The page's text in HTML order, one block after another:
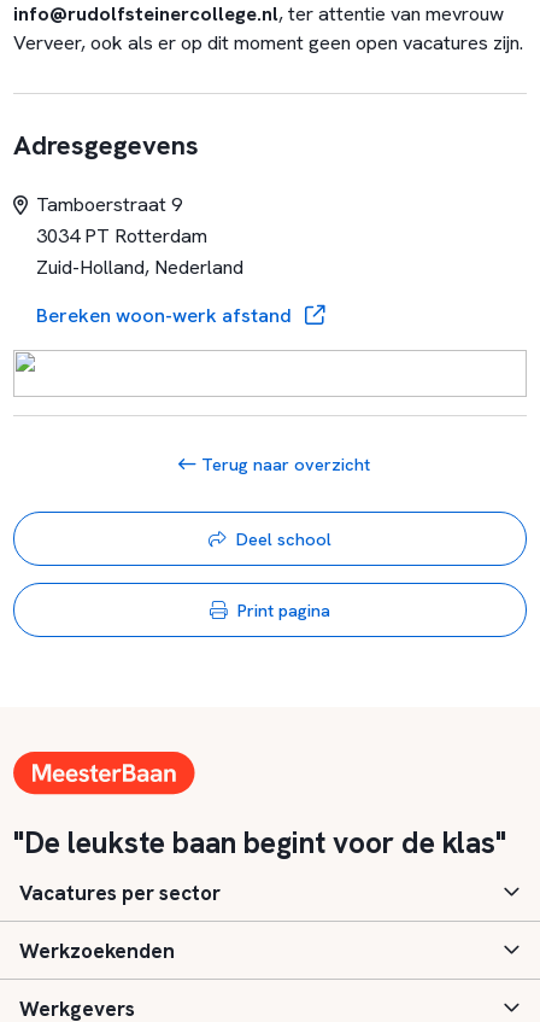
info@rudolfsteinercollege.nl, ter attentie van mevrouw
Verveer, ook als er op dit moment geen open vacatures zijn.
Adresgegevens
Tamboerstraat 9
3034 PT Rotterdam
Zuid-Holland, Nederland
Bereken woon-werk afstand
Terug naar overzicht
Deel school
Print pagina
"De leukste baan begint voor de klas"
Vacatures per sector
Basisonderwijs
Speciaal (basis) onderwijs
Werkzoekenden
Aanmelden
Werkgevers